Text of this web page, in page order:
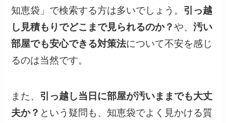
知恵袋」で検索する方は多いでしょう。 引っ越
し見積もりでどこまで見られるのか？や、汚い
部屋でも安心できる対策法について不安を感じ
るのは当然です。
また、 引っ越し当日に部屋が汚いままでも大丈
夫か？ という疑問も、知恵袋でよく見かける質